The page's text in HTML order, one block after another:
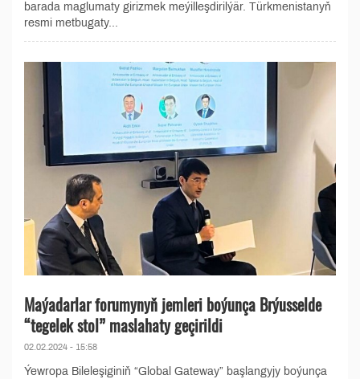
barada maglumaty girizmek meýilleşdirilýär. Türkmenistanyň
resmi metbugaty...
Maýadarlar forumynyň jemleri boýunça Brýusselde
“tegelek stol” maslahaty geçirildi
02.02.2024 - 15:58
Ýewropa Bileleşiginiň “Global Gateway” başlangyjy boýunça